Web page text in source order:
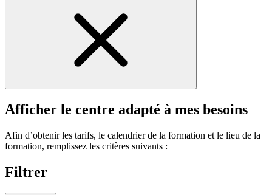
Afficher le centre adapté à mes besoins
Afin d’obtenir les tarifs, le calendrier de la formation et le lieu de la
formation, remplissez les critères suivants :
Filtrer